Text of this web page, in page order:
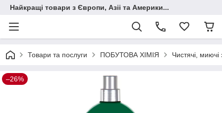
Найкращі товари з Європи, Азіі та Америки...
Товари та послуги ПОБУТОВА ХІМІЯ Чистячі, миючі
–26%